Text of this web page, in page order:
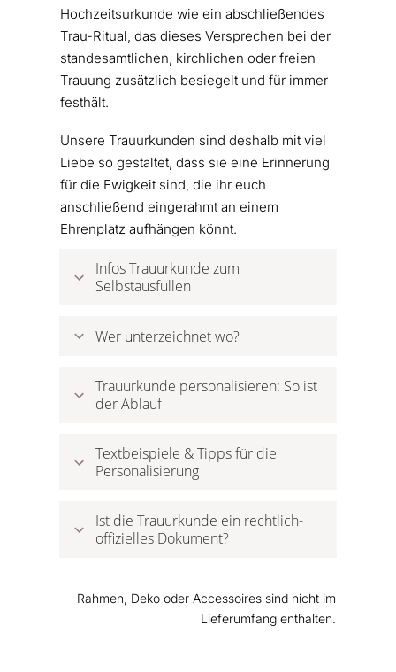
Hochzeitsurkunde wie ein abschließendes
Trau-Ritual, das dieses Versprechen bei der
standesamtlichen, kirchlichen oder freien
Trauung zusätzlich besiegelt und für immer
festhält.
Unsere Trauurkunden sind deshalb mit viel
Liebe so gestaltet, dass sie eine Erinnerung
für die Ewigkeit sind, die ihr euch
anschließend eingerahmt an einem
Ehrenplatz aufhängen könnt.
Infos Trauurkunde zum
Selbstausfüllen
Wer unterzeichnet wo?
Trauurkunde personalisieren: So ist
der Ablauf
Textbeispiele & Tipps für die
Personalisierung
Ist die Trauurkunde ein rechtlich-
offizielles Dokument?
Rahmen, Deko oder Accessoires sind nicht im
Lieferumfang enthalten.